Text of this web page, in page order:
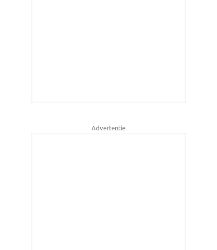
Advertentie